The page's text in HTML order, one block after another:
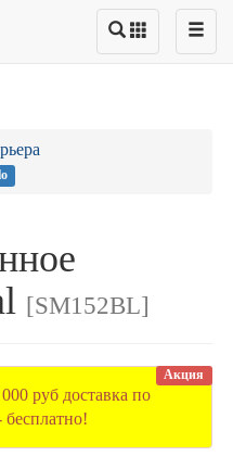
[SM152BL]
Акция
руб доставка по